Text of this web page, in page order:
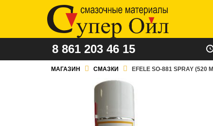
8 861 203 46 15
МАГАЗИН СМАЗКИ EFELE SO-881 SPRAY